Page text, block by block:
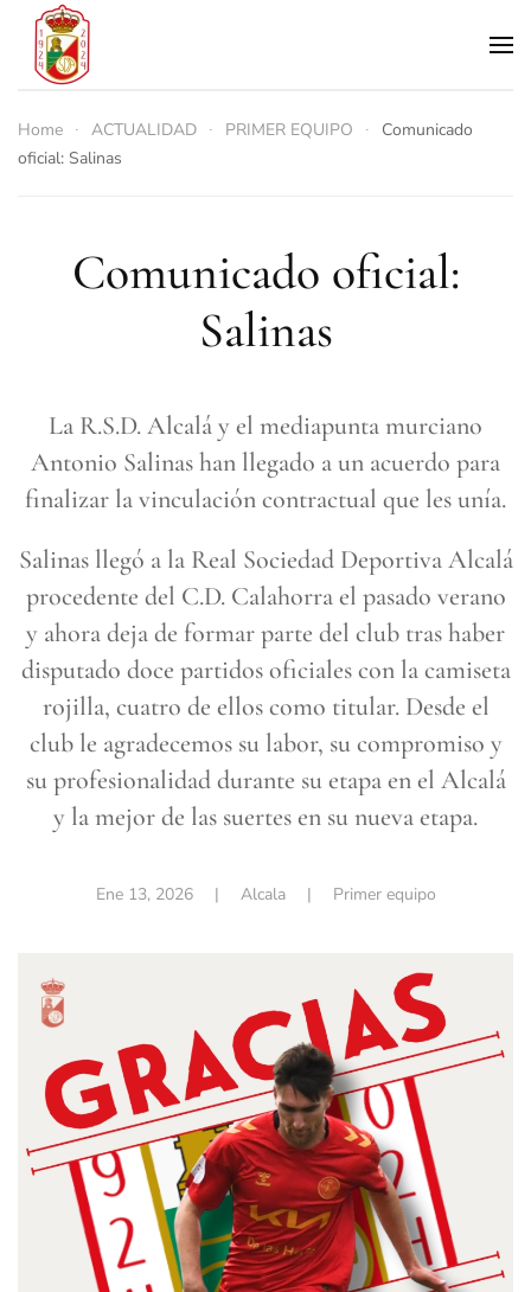
Skip to main content
Home ACTUALIDAD PRIMER EQUIPO
Comunicado
oficial: Salinas
Comunicado oficial:
Salinas
La R.S.D. Alcalá y el mediapunta murciano
Antonio Salinas han llegado a un acuerdo para
finalizar la vinculación contractual que les unía.
Salinas llegó a la Real Sociedad Deportiva Alcalá
procedente del C.D. Calahorra el pasado verano
y ahora deja de formar parte del club tras haber
disputado doce partidos oficiales con la camiseta
rojilla, cuatro de ellos como titular. Desde el
club le agradecemos su labor, su compromiso y
su profesionalidad durante su etapa en el Alcalá
y la mejor de las suertes en su nueva etapa.
Ene 13, 2026| Alcala | Primer equipo